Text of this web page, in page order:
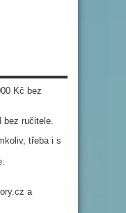
Kč bez
bez ručitele.
třeba i s
a